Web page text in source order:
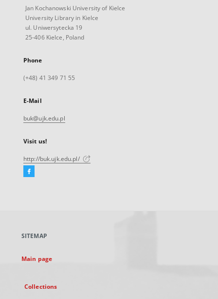
Jan Kochanowski University of Kielce
University Library in Kielce
ul. Uniwersytecka 19
25-406 Kielce, Poland
Phone
(+48) 41 349 71 55
E-Mail
buk@ujk.edu.pl
Visit us!
http://buk.ujk.edu.pl/
Facebook
new
SITEMAP
Main page
Collections